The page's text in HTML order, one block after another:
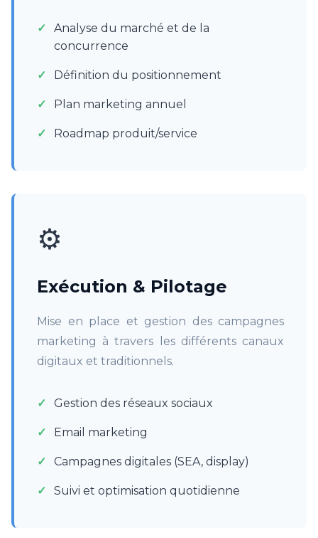
Analyse du marché et de la
concurrence
Définition du positionnement
Plan marketing annuel
Roadmap produit/service
⚙️
Exécution & Pilotage
Mise en place et gestion des campagnes
marketing à travers les différents canaux
digitaux et traditionnels.
Gestion des réseaux sociaux
Email marketing
Campagnes digitales (SEA, display)
Suivi et optimisation quotidienne